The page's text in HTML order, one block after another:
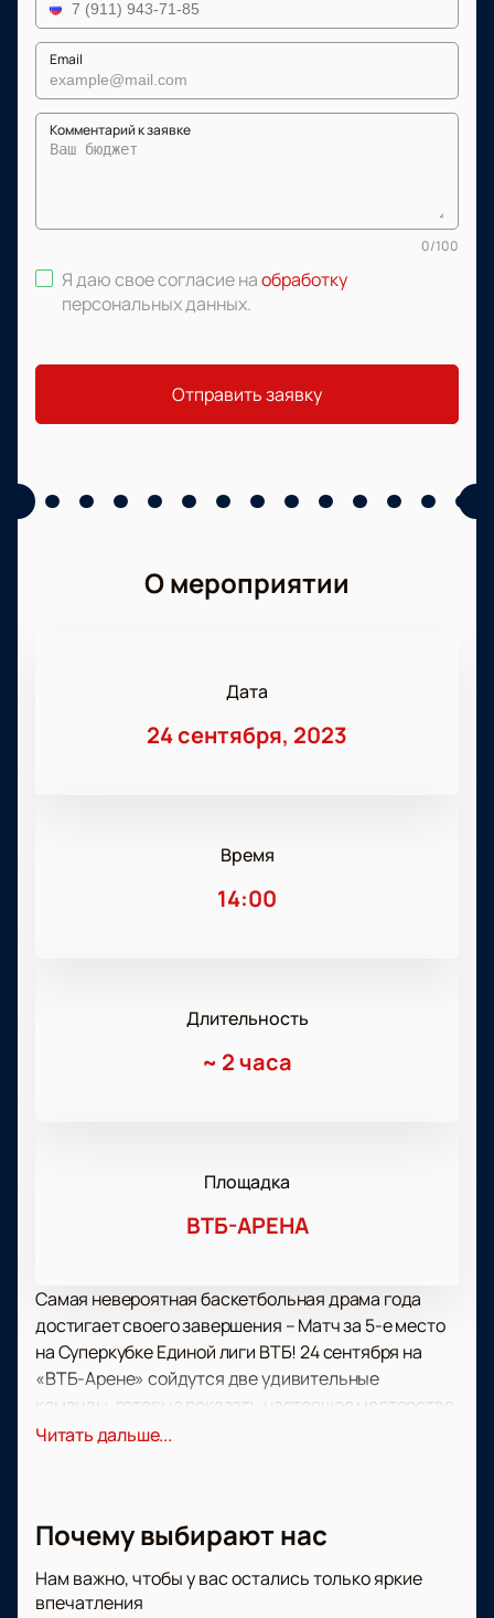
Email
Комментарий к заявке
0/100
Я даю свое согласие наобработку
персональных данных.
Отправить заявку
О мероприятии
Дата
24 сентября, 2023
Время
14:00
Длительность
~ 2 часа
Площадка
ВТБ-АРЕНА
Самая невероятная баскетбольная драма года
достигает своего завершения – Матч за 5-е место
на Суперкубке Единой лиги ВТБ! 24 сентября на
«ВТБ-Арене» сойдутся две удивительные
команды, готовые показать настоящее мастерство
и бороться до последнего момента ради почетного
Арене» с 21 по 24 сентября. Четвертьфиналы и
количество ярких эмоций, и теперь настало время
Читать дальше...
Почему выбирают нас
Нам важно, чтобы у вас остались только яркие
впечатления